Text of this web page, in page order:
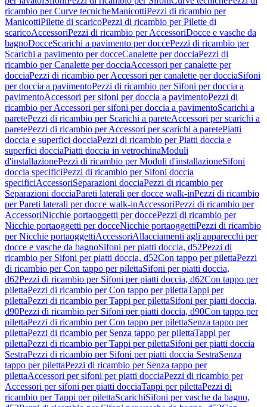
ricambio per Curve tecnicheManicottiPezzi di ricambio per
ManicottiPilette di scaricoPezzi di ricambio per Pilette di
scaricoAccessoriPezzi di ricambio per AccessoriDocce e vasche da
bagnoDocceScarichi a pavimento per doccePezzi di ricambio per
Scarichi a pavimento per docceCanalette per docciaPezzi di
ricambio per Canalette per docciaAccessori per canalette per
docciaPezzi di ricambio per Accessori per canalette per docciaSifoni
per doccia a pavimentoPezzi di ricambio per Sifoni per doccia a
pavimentoAccessori per sifoni per doccia a pavimentoPezzi di
ricambio per Accessori per sifoni per doccia a pavimentoScarichi a
paretePezzi di ricambio per Scarichi a pareteAccessori per scarichi a
paretePezzi di ricambio per Accessori per scarichi a paretePiatti
doccia e superfici docciaPezzi di ricambio per Piatti doccia e
superfici docciaPiatti doccia in vetrochinaModuli
d'installazionePezzi di ricambio per Moduli d'installazioneSifoni
doccia specificiPezzi di ricambio per Sifoni doccia
specificiAccessoriSeparazioni docciaPezzi di ricambio per
Separazioni docciaPareti laterali per docce walk-inPezzi di ricambio
per Pareti laterali per docce walk-inAccessoriPezzi di ricambio per
AccessoriNicchie portaoggetti per doccePezzi di ricambio per
Nicchie portaoggetti per docceNicchie portaoggettiPezzi di ricambio
per Nicchie portaoggettiAccessoriAllacciamenti agli apparecchi per
docce e vasche da bagnoSifoni per piatti doccia, d52Pezzi di
ricambio per Sifoni per piatti doccia, d52Con tappo per pilettaPezzi
di ricambio per Con tappo per pilettaSifoni per piatti doccia,
d62Pezzi di ricambio per Sifoni per piatti doccia, d62Con tappo per
pilettaPezzi di ricambio per Con tappo per pilettaTappi per
pilettaPezzi di ricambio per Tappi per pilettaSifoni per piatti doccia,
d90Pezzi di ricambio per Sifoni per piatti doccia, d90Con tappo per
pilettaPezzi di ricambio per Con tappo per pilettaSenza tappo per
pilettaPezzi di ricambio per Senza tappo per pilettaTappi per
pilettaPezzi di ricambio per Tappi per pilettaSifoni per piatti doccia
SestraPezzi di ricambio per Sifoni per piatti doccia SestraSenza
tappo per pilettaPezzi di ricambio per Senza tappo per
pilettaAccessori per sifoni per piatti docciaPezzi di ricambio per
Accessori per sifoni per piatti docciaTappi per pilettaPezzi di
ricambio per Tappi per pilettaScarichiSifoni per vasche da bagno,